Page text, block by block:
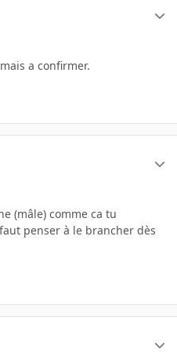
a confirmer.
(mâle) comme ca tu
penser à le brancher dès